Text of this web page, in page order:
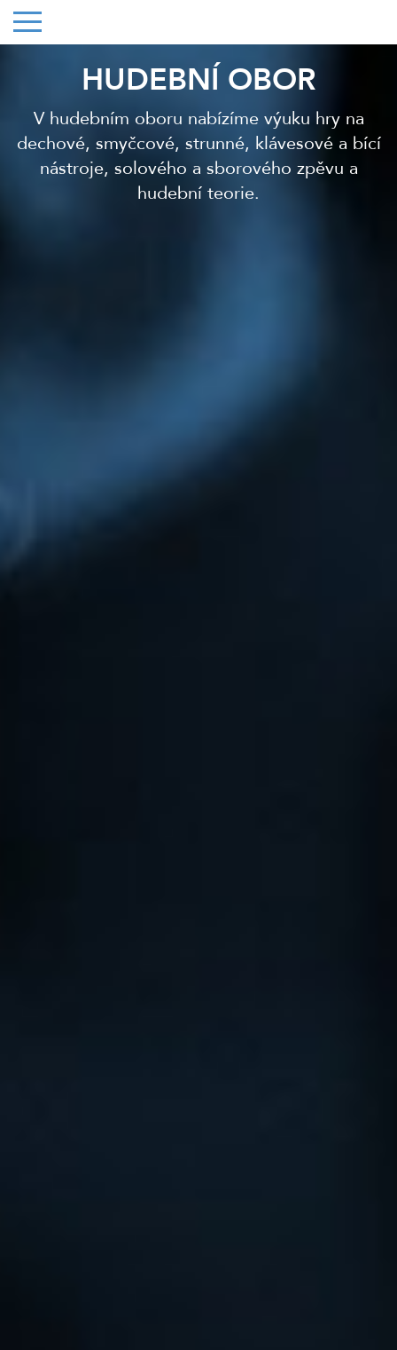
HUDEBNÍ OBOR
V hudebním oboru nabízíme výuku hry na
dechové, smyčcové, strunné, klávesové a bící
nástroje, solového a sborového zpěvu a
hudební teorie.